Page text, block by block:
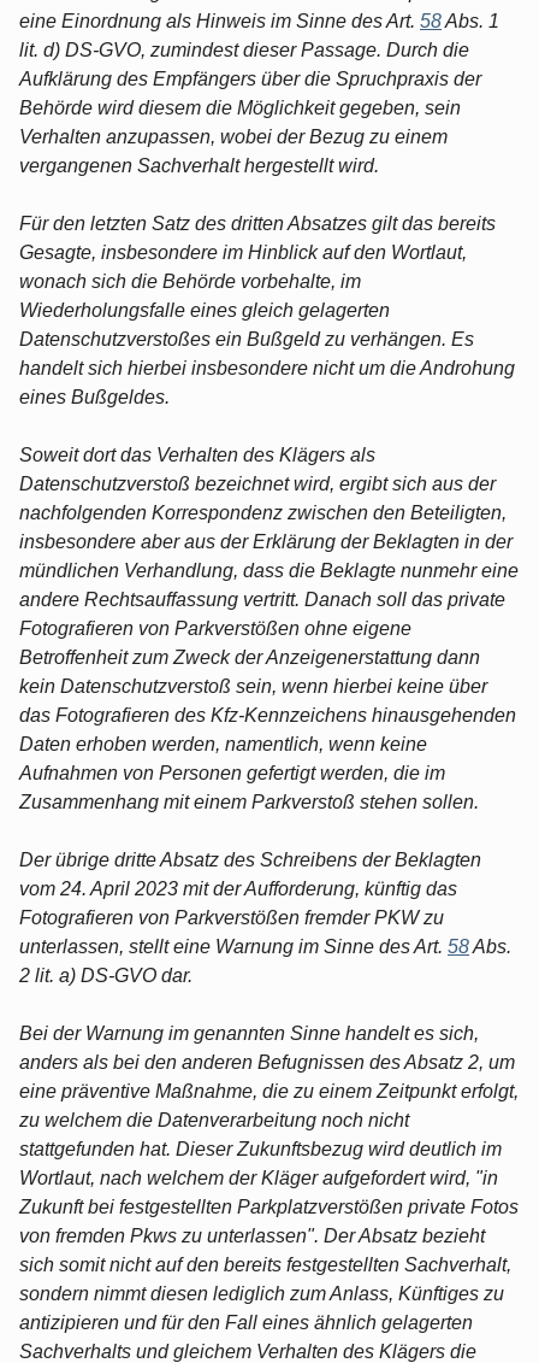
eine Einordnung als Hinweis im Sinne des Art. 58Abs. 1
lit. d) DS-GVO, zumindest dieser Passage. Durch die
Aufklärung des Empfängers über die Spruchpraxis der
Behörde wird diesem die Möglichkeit gegeben, sein
Verhalten anzupassen, wobei der Bezug zu einem
vergangenen Sachverhalt hergestellt wird.
Für den letzten Satz des dritten Absatzes gilt das bereits
Gesagte, insbesondere im Hinblick auf den Wortlaut,
wonach sich die Behörde vorbehalte, im
Wiederholungsfalle eines gleich gelagerten
Datenschutzverstoßes ein Bußgeld zu verhängen. Es
handelt sich hierbei insbesondere nicht um die Androhung
eines Bußgeldes.
Soweit dort das Verhalten des Klägers als
Datenschutzverstoß bezeichnet wird, ergibt sich aus der
nachfolgenden Korrespondenz zwischen den Beteiligten,
insbesondere aber aus der Erklärung der Beklagten in der
mündlichen Verhandlung, dass die Beklagte nunmehr eine
andere Rechtsauffassung vertritt. Danach soll das private
Fotografieren von Parkverstößen ohne eigene
Betroffenheit zum Zweck der Anzeigenerstattung dann
kein Datenschutzverstoß sein, wenn hierbei keine über
das Fotografieren des Kfz-Kennzeichens hinausgehenden
Daten erhoben werden, namentlich, wenn keine
Aufnahmen von Personen gefertigt werden, die im
Zusammenhang mit einem Parkverstoß stehen sollen.
Der übrige dritte Absatz des Schreibens der Beklagten
vom 24. April 2023 mit der Aufforderung, künftig das
Fotografieren von Parkverstößen fremder PKW zu
unterlassen, stellt eine Warnung im Sinne des Art. 58Abs.
2 lit. a) DS-GVO dar.
Bei der Warnung im genannten Sinne handelt es sich,
anders als bei den anderen Befugnissen des Absatz 2, um
eine präventive Maßnahme, die zu einem Zeitpunkt erfolgt,
zu welchem die Datenverarbeitung noch nicht
stattgefunden hat. Dieser Zukunftsbezug wird deutlich im
Wortlaut, nach welchem der Kläger aufgefordert wird, "in
Zukunft bei festgestellten Parkplatzverstößen private Fotos
von fremden Pkws zu unterlassen". Der Absatz bezieht
sich somit nicht auf den bereits festgestellten Sachverhalt,
sondern nimmt diesen lediglich zum Anlass, Künftiges zu
antizipieren und für den Fall eines ähnlich gelagerten
Sachverhalts und gleichem Verhalten des Klägers die